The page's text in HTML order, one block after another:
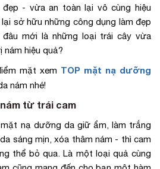
- vừa an toàn lại vô cùng hiệu
sở hữu những công dụng làm đẹp
đâu mới là những loại trái cây vừa
hiệu quả?
mặt xem TOP mặt nạ dưỡng
nám nhé!
từ trái cam
nạ dưỡng da giữ ẩm, làm trắng
sáng mịn, xóa thâm nám - thì cam
thể bỏ qua. Là một loại quả cùng